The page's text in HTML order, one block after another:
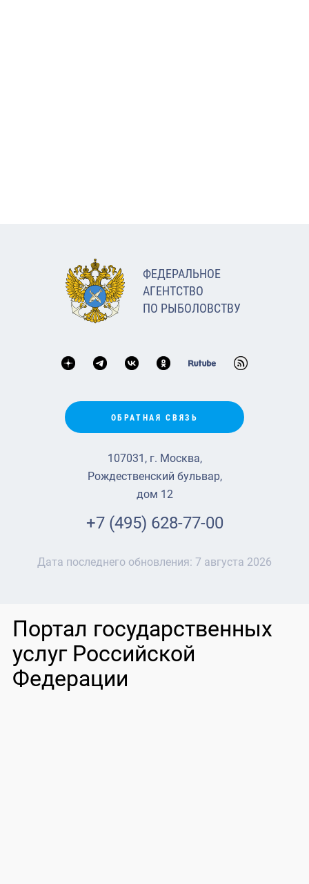
ФЕДЕРАЛЬНОЕ
АГЕНТСТВО
ПО РЫБОЛОВСТВУ
ОБРАТНАЯ СВЯЗЬ
107031, г. Москва,
Рождественский бульвар,
дом 12
+7 (495) 628-77-00
Дата последнего обновления: 7 августа 2026
Портал государственных
услуг Российской
Федерации